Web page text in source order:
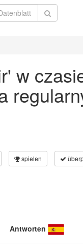
w
spielen
Antworten